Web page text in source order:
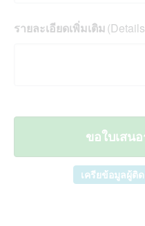
รายละเอียดเพิ่มเติม
เครียข้อมูลผู้ติ